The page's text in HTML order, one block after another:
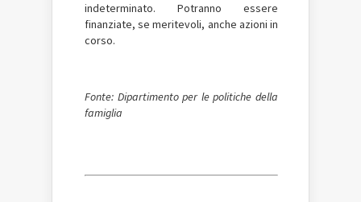
indeterminato. Potranno essere
finanziate, se meritevoli, anche azioni in
corso.
Fonte: Dipartimento per le politiche della
famiglia